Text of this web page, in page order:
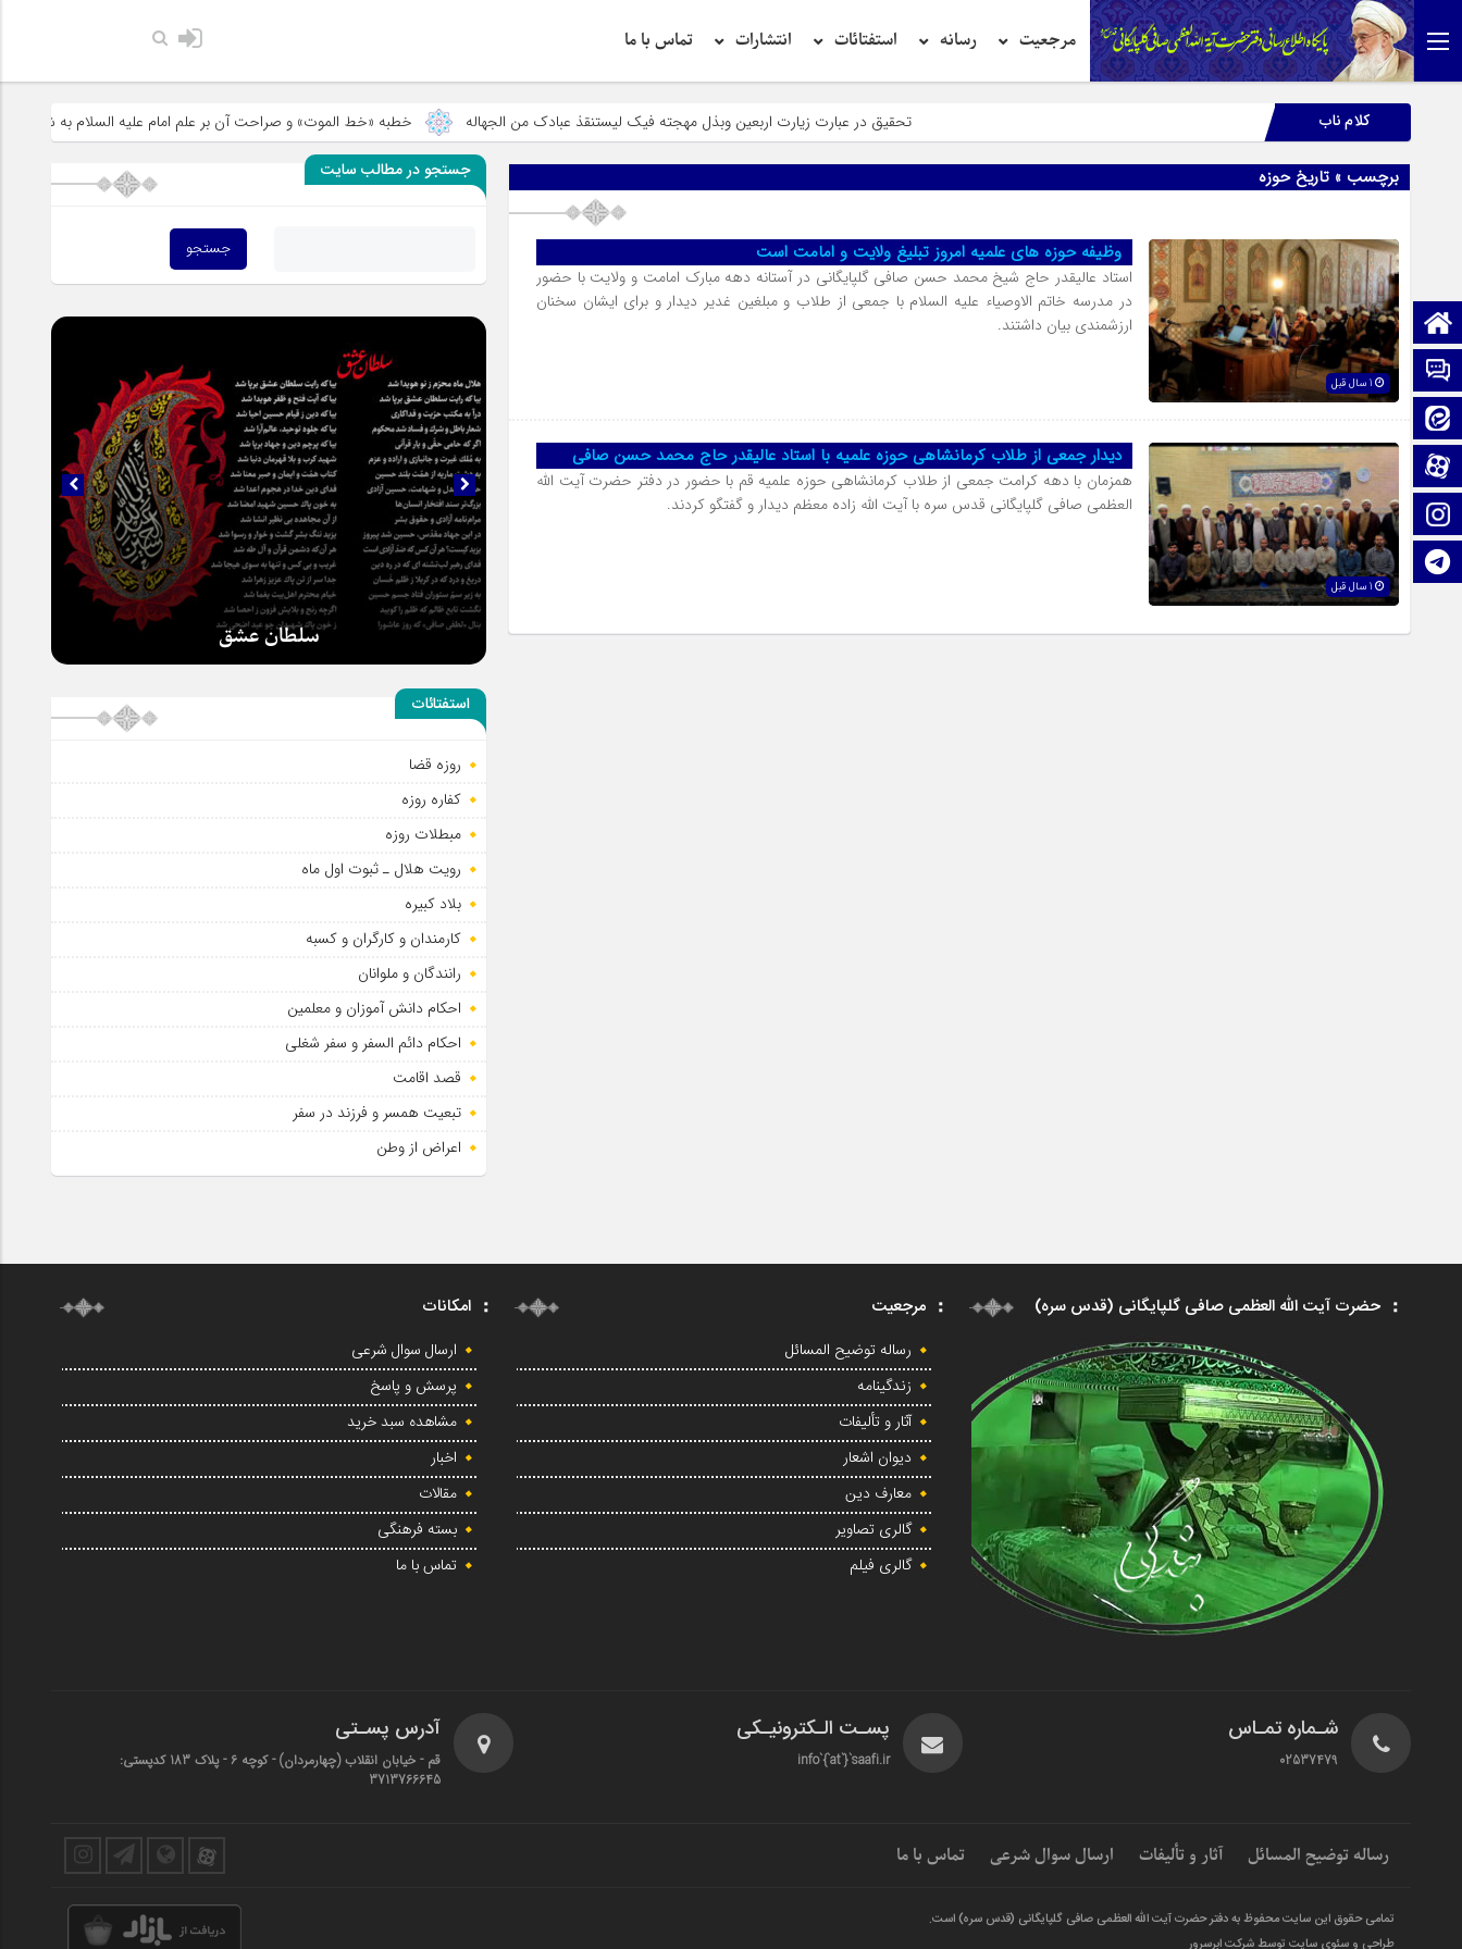
مرجعیت رسانه استفتائات انتشارات تماس با ما
صفحه نخست
تماس با ما
آپارات
اینستاگرام
تلگرام
کلام ناب تحقیق در عبارت زیارت اربعین وبذل مهجته فیک لیستنقذ عبادک من الجهاله خطبه «خط الموت» و صراحت آن بر علم امام علیه السلام به شهادت
برچسب » تاریخ حوزه
وظیفه حوزه های علمیه امروز تبلیغ ولایت و امامت است
استاد عالیقدر حاج شیخ محمد حسن صافی گلپایگانی در آستانه دهه مبارک امامت و ولایت با حضور
در مدرسه خاتم الاوصیاء علیه السلام با جمعی از طلاب و مبلغین غدیر دیدار و برای ایشان سخنان
ارزشمندی بیان داشتند.
دیدار جمعی از طلاب کرمانشاهی حوزه علمیه با استاد عالیقدر حاج محمد حسن صافی
همزمان با دهه کرامت جمعی از طلاب کرمانشاهی حوزه علمیه قم با حضور در دفتر حضرت آیت الله
العظمی صافی گلپایگانی قدس سره با آیت الله زاده معظم دیدار و گفتگو کردند.
جستجو در مطالب سایت
سلطان عشق
استفتائات
روزه قضا
کفاره روزه
مبطلات روزه
رویت هلال ـ ثبوت اول ماه
بلاد کبیره
کارمندان و کارگران و کسبه
رانندگان و ملوانان
احکام دانش آموزان و معلمین
احکام دائم السفر و سفر شغلی
قصد اقامت
تبعیت همسر و فرزند در سفر
اعراض از وطن
حضرت آیت الله العظمی صافی گلپایگانی (قدس سره) مرجعیت
رساله توضیح المسائل
زندگینامه
آثار و تألیفات
دیوان اشعار
معارف دین
گالری تصاویر
گالری فیلم
امکانات
ارسال سوال شرعی
پرسش و پاسخ
مشاهده سبد خرید
اخبار
مقالات
بسته فرهنگی
تماس با ما
شـماره تمـاس
02537479
پسـت الـکترونیـکی
info`{`at`}`saafi.ir
آدرس پسـتی
قم - خیابان انقلاب (چهارمردان)‌ - کوچه 6 - پلاک 183 کدپستی:
3713766645
رساله توضیح المسائل آثار و تألیفات ارسال سوال شرعی تماس با ما
تمامی حقوق این سایت محفوظ به دفتر حضرت آیت الله العظمی صافی گلپایگانی (قدس سره) است.
طراحی و سئوی سایت توسط شرکت ابرسرور